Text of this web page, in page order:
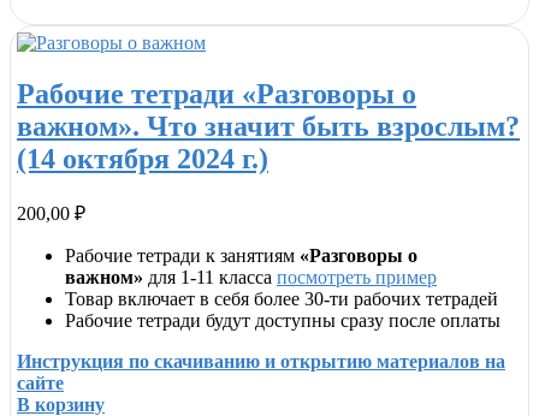
Рабочие тетради «Разговоры о
важном». Что значит быть взрослым?
(14 октября 2024 г.)
200,00 ₽
Рабочие тетради к занятиям «Разговоры о
важном» для 1-11 класса посмотреть пример
Товар включает в себя более 30-ти рабочих тетрадей
Рабочие тетради будут доступны сразу после оплаты
Инструкция по скачиванию и открытию материалов на
сайте
В корзину